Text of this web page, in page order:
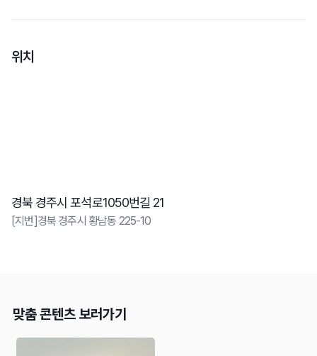
위치
경북 경주시 포석로1050번길 21
[지번]경북 경주시 황남동 225-10
맞춤 콘텐츠 보러가기